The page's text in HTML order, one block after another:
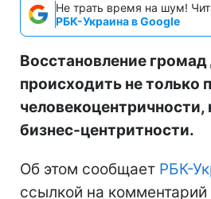
Не трать время на шум!
РБК-Украина в Google
Восстановление
происходить не только
человекоцентричности,
бизнес-центритности.
Об этом сообщает РБК-
ссылкой на комментарий